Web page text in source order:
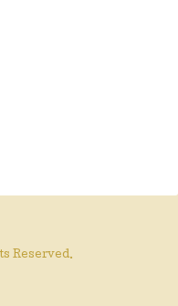
Reserved.